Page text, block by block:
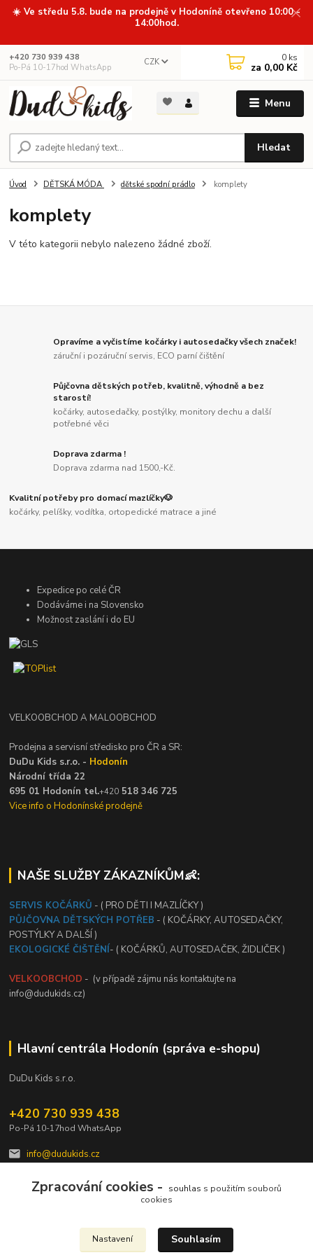
☀️ Ve středu 5.8. bude na prodejně v Hodoníně otevřeno 10:00 -
14:00hod.
Menu
CZK
Hledat
+420 730 939 438
Po-Pá 10-17hod WhatsApp
0 ks
za 0,00 Kč
Úvod DĚTSKÁ MÓDA dětské spodní prádlo komplety
komplety
V této kategorii nebylo nalezeno žádné zboží.
Opravíme a vyčistíme kočárky i autosedačky všech značek!
záruční i pozáruční servis, ECO parní čištění
Půjčovna dětských potřeb, kvalitně, výhodně a bez
starostí!
kočárky, autosedačky, postýlky, monitory dechu a další
potřebné věci
Doprava zdarma !
Doprava zdarma nad 1500,-Kč.
Kvalitní potřeby pro domací mazlíčky🐶
kočárky, pelíšky, vodítka, ortopedické matrace a jiné
Expedice po celé ČR
Dodáváme i na Slovensko
Možnost zaslání i do EU
VELKOOBCHOD A MALOOBCHOD
Prodejna a servisní středisko pro ČR a SR:
DuDu Kids s.r.o. - Hodonín
Národní třída 22
695 01 Hodonín tel.+420 518 346 725
Vice info o Hodonínské prodejně
NAŠE SLUŽBY ZÁKAZNÍKŮM👶:
SERVIS KOČÁRKŮ - ( PRO DĚTI I MAZLÍČKY )
PŮJČOVNA DĚTSKÝCH POTŘEB - ( KOČÁRKY, AUTOSEDAČKY,
POSTÝLKY A DALŠÍ )
EKOLOGICKÉ ČIŠTĚNÍ- ( KOČÁRKŮ, AUTOSEDAČEK, ŽIDLIČEK )
VELKOOBCHOD - (v případě zájmu nás kontaktujte na
info@dudukids.cz)
Hlavní centrála Hodonín (správa e-shopu)
DuDu Kids s.r.o.
+420 730 939 438
Po-Pá 10-17hod WhatsApp
info@dudukids.cz
Upravit sběr cookies.
Zpracování cookies - souhlas s použitím souborů
cookies
Nastavení Souhlasím